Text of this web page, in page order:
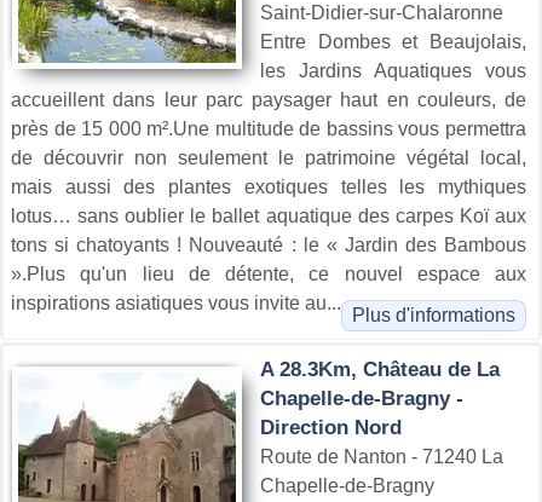
Saint-Didier-sur-Chalaronne
Entre Dombes et Beaujolais,
les Jardins Aquatiques vous
accueillent dans leur parc paysager haut en couleurs, de
près de 15 000 m².Une multitude de bassins vous permettra
de découvrir non seulement le patrimoine végétal local,
mais aussi des plantes exotiques telles les mythiques
lotus… sans oublier le ballet aquatique des carpes Koï aux
tons si chatoyants ! Nouveauté : le « Jardin des Bambous
».Plus qu'un lieu de détente, ce nouvel espace aux
inspirations asiatiques vous invite au...
Plus d'informations
A 28.3Km, Château de La
Chapelle-de-Bragny -
Direction Nord
Route de Nanton - 71240 La
Chapelle-de-Bragny